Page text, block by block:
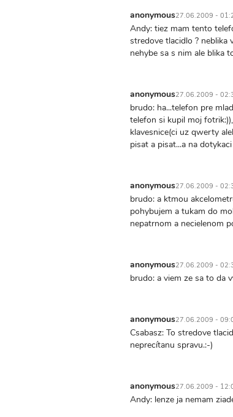
anonymous27.06.2009 -
Andy: tiez mam tento
stredove tlacidlo ? neblika
nehybe sa s nim ale blika
anonymous27.06.2009 -
brudo: ha...telefon pre
telefon si kupil moj
klavesnice(ci uz qwerty
pisat a pisat...a na
anonymous27.06.2009 -
brudo: a ktmou
pohybujem a tukam do
nepatrnom a necielenom
anonymous27.06.2009 -
brudo: a viem ze sa to da
anonymous27.06.2009 -
Csabasz: To stredove
neprecítanu spravu.:-)
anonymous27.06.2009 -
Andy: lenze ja nemam